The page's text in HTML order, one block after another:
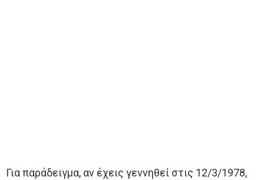
Για παράδειγμα, αν έχεις γεννηθεί στις 12/3/1978,